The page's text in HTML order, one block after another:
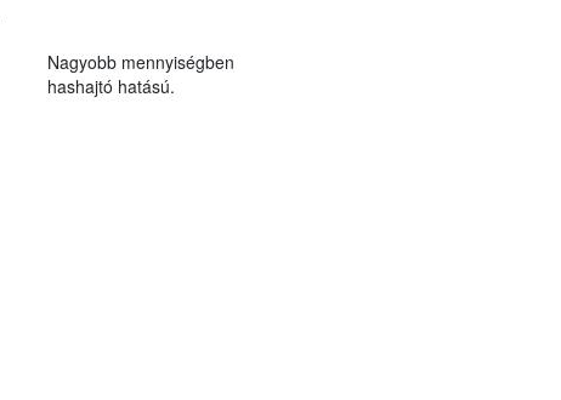
Nagyobb mennyiségben
hashajtó hatású.